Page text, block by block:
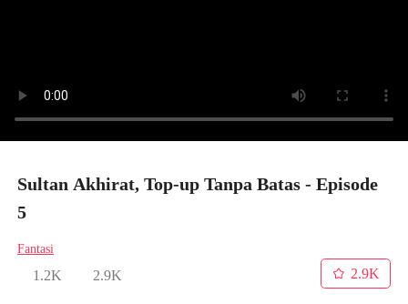
Sultan Akhirat, Top-up Tanpa Batas - Episode
5
Fantasi
1.2K 2.9K
2.9K